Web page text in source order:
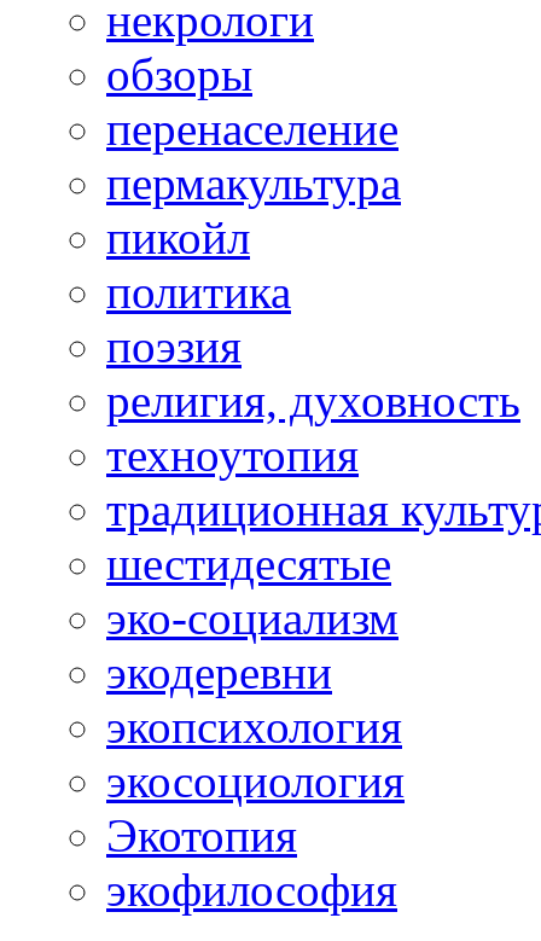
некрологи
обзоры
перенаселение
пермакультура
пикойл
политика
поэзия
религия, духовность
техноутопия
традиционная
шестидесятые
эко-социализм
экодеревни
экопсихология
экосоциология
Экотопия
экофилософия